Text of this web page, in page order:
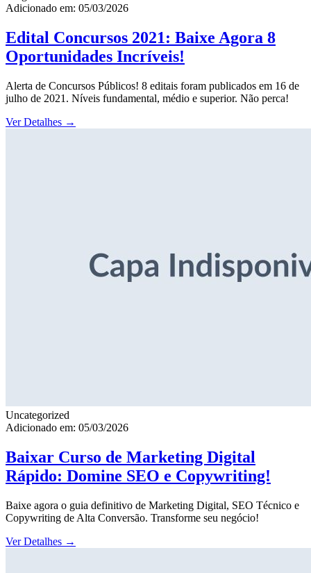
Adicionado em: 05/03/2026
Edital Concursos 2021: Baixe Agora 8
Oportunidades Incríveis!
Alerta de Concursos Públicos! 8 editais foram publicados em 16 de
julho de 2021. Níveis fundamental, médio e superior. Não perca!
Ver Detalhes →
Uncategorized
Adicionado em: 05/03/2026
Baixar Curso de Marketing Digital
Rápido: Domine SEO e Copywriting!
Baixe agora o guia definitivo de Marketing Digital, SEO Técnico e
Copywriting de Alta Conversão. Transforme seu negócio!
Ver Detalhes →